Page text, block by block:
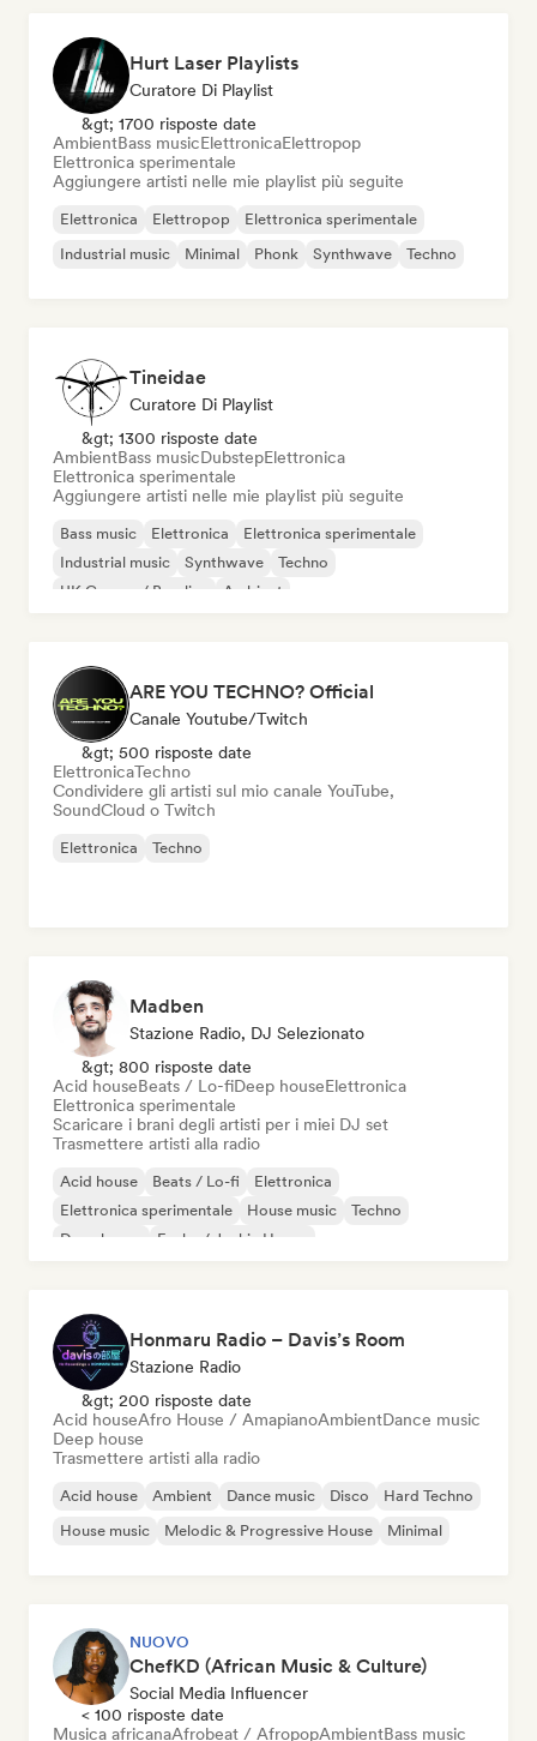
Hurt Laser Playlists
Curatore Di Playlist
&gt; 1700 risposte date
AmbientBass musicElettronicaElettropop
Elettronica sperimentale
Aggiungere artisti nelle mie playlist più seguite
Elettronica Elettropop
Elettronica sperimentale
Industrial music
Minimal Phonk Synthwave Techno
Tineidae
Curatore Di Playlist
&gt; 1300 risposte date
AmbientBass musicDubstepElettronica
Elettronica sperimentale
Aggiungere artisti nelle mie playlist più seguite
Bass music Elettronica
Elettronica sperimentale
Industrial music
Synthwave
Techno
UK Garage / Bassline
Ambient
ARE YOU TECHNO? Official
Canale Youtube/Twitch
&gt; 500 risposte date
ElettronicaTechno
Condividere gli artisti sul mio canale YouTube,
SoundCloud o Twitch
Elettronica Techno
Madben
Stazione Radio, DJ Selezionato
&gt; 800 risposte date
Acid houseBeats / Lo-fiDeep houseElettronica
Elettronica sperimentale
Scaricare i brani degli artisti per i miei DJ set
Trasmettere artisti alla radio
Acid house Beats / Lo-fi
Elettronica
Elettronica sperimentale
House music
Techno
Deep house
Funky / Jackin House
Honmaru Radio – Davis’s Room
Stazione Radio
&gt; 200 risposte date
Acid houseAfro House / AmapianoAmbientDance music
Deep house
Trasmettere artisti alla radio
Acid house Ambient Dance music Disco
Hard Techno
House music
Melodic & Progressive House Minimal
NUOVO
ChefKD (African Music & Culture)
Social Media Influencer
< 100 risposte date
Musica africanaAfrobeat / AfropopAmbientBass music